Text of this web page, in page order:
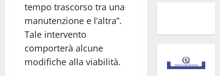
tempo trascorso tra una
manutenzione e l’altra”.
Tale intervento
comporterà alcune
modifiche alla viabilità.